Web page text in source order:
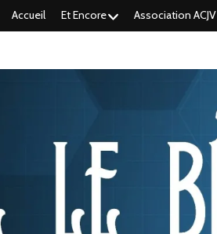
Accueil Et Encore Association ACJV